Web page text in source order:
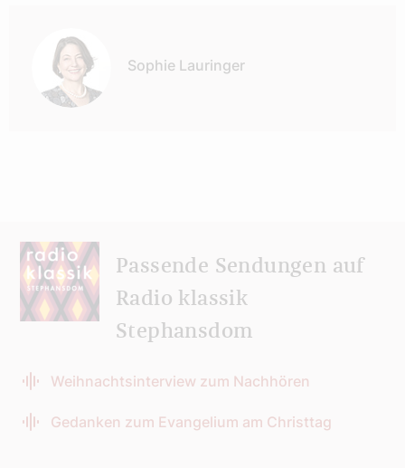
Sophie Lauringer
Passende Sendungen auf
Radio klassik
Stephansdom
Weihnachtsinterview zum Nachhören
Gedanken zum Evangelium am Christtag